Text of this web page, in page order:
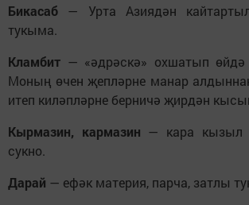
Бикасаб — Урта Азиядән
тукыма.
Кламбит — «әдрәскә» охшатып өйдә
Моның өчен җепләрне манар
итеп киләпләрне берничә җирдән
Кырмазин, кармазин — кара кызыл
сукно.
Дарай — ефәк материя, парча, затлы